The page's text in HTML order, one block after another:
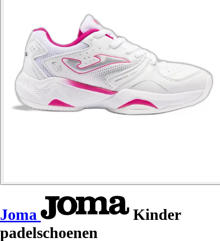
Joma
Kinder
padelschoenen